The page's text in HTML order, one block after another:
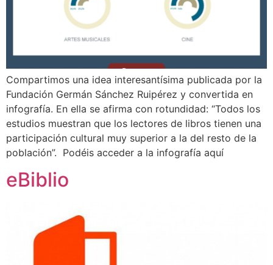
Compartimos una idea interesantísima publicada por la
Fundación Germán Sánchez Ruipérez y convertida en
infografía. En ella se afirma con rotundidad: “Todos los
estudios muestran que los lectores de libros tienen una
participación cultural muy superior a la del resto de la
población”. Podéis acceder a la infografía aquí
eBiblio